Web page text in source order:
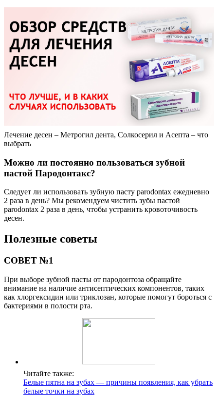
Лечение десен – Метрогил дента, Солкосерил и Асепта – что
выбрать
Можно ли постоянно пользоваться зубной
пастой Пародонтакс?
Следует ли использовать зубную пасту parodontax ежедневно
2 раза в день? Мы рекомендуем чистить зубы пастой
parodontax 2 раза в день, чтобы устранить кровоточивость
десен.
Полезные советы
СОВЕТ №1
При выборе зубной пасты от пародонтоза обращайте
внимание на наличие антисептических компонентов, таких
как хлоргексидин или триклозан, которые помогут бороться с
бактериями в полости рта.
Читайте также:
Белые пятна на зубах — причины появления, как убрать
белые точки на зубах